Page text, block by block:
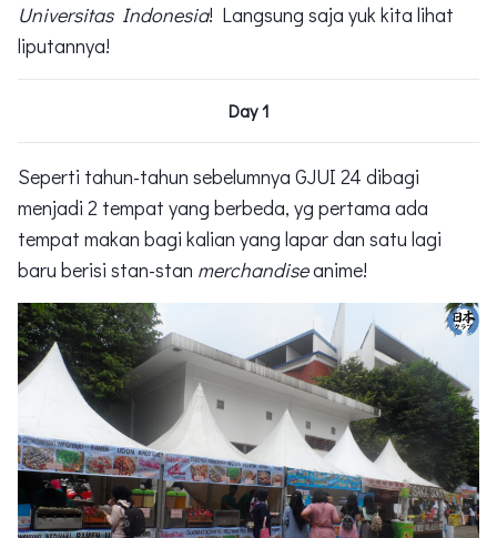
Universitas Indonesia! Langsung saja yuk kita lihat
liputannya!
Day 1
Seperti tahun-tahun sebelumnya GJUI 24 dibagi
menjadi 2 tempat yang berbeda, yg pertama ada
tempat makan bagi kalian yang lapar dan satu lagi
baru berisi stan-stan merchandiseanime!